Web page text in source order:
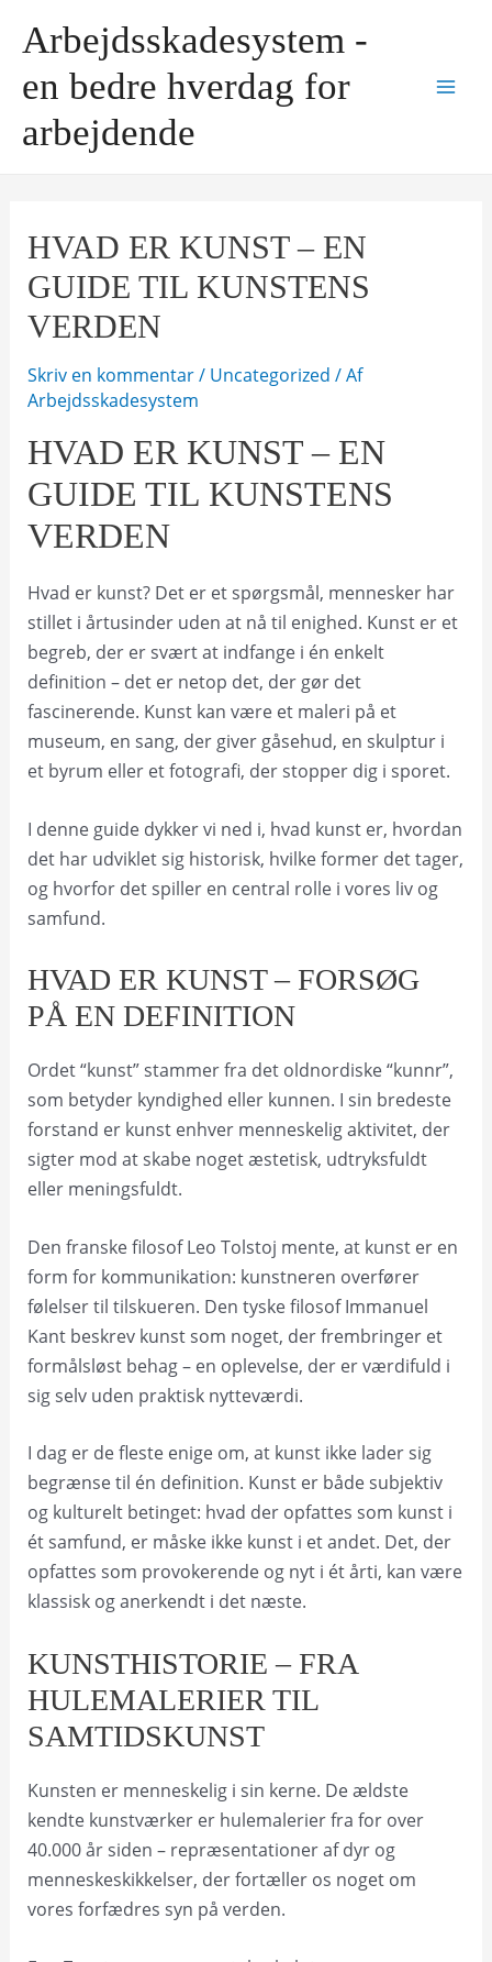
indholdet
Arbejdsskadesystem -
en bedre hverdag for
arbejdende
HVAD ER KUNST – EN
GUIDE TIL KUNSTENS
VERDEN
Skriv en kommentar/ Uncategorized / Af
Arbejdsskadesystem
HVAD ER KUNST – EN
GUIDE TIL KUNSTENS
VERDEN
Hvad er kunst? Det er et spørgsmål, mennesker har
stillet i årtusinder uden at nå til enighed. Kunst er et
begreb, der er svært at indfange i én enkelt
definition – det er netop det, der gør det
fascinerende. Kunst kan være et maleri på et
museum, en sang, der giver gåsehud, en skulptur i
et byrum eller et fotografi, der stopper dig i sporet.
I denne guide dykker vi ned i, hvad kunst er, hvordan
det har udviklet sig historisk, hvilke former det tager,
og hvorfor det spiller en central rolle i vores liv og
samfund.
HVAD ER KUNST – FORSØG
PÅ EN DEFINITION
Ordet “kunst” stammer fra det oldnordiske “kunnr”,
som betyder kyndighed eller kunnen. I sin bredeste
forstand er kunst enhver menneskelig aktivitet, der
sigter mod at skabe noget æstetisk, udtryksfuldt
eller meningsfuldt.
Den franske filosof Leo Tolstoj mente, at kunst er en
form for kommunikation: kunstneren overfører
følelser til tilskueren. Den tyske filosof Immanuel
Kant beskrev kunst som noget, der frembringer et
formålsløst behag – en oplevelse, der er værdifuld i
sig selv uden praktisk nytteværdi.
I dag er de fleste enige om, at kunst ikke lader sig
begrænse til én definition. Kunst er både subjektiv
og kulturelt betinget: hvad der opfattes som kunst i
ét samfund, er måske ikke kunst i et andet. Det, der
opfattes som provokerende og nyt i ét årti, kan være
klassisk og anerkendt i det næste.
KUNSTHISTORIE – FRA
HULEMALERIER TIL
SAMTIDSKUNST
Kunsten er menneskelig i sin kerne. De ældste
kendte kunstværker er hulemalerier fra for over
40.000 år siden – repræsentationer af dyr og
menneskeskikkelser, der fortæller os noget om
vores forfædres syn på verden.